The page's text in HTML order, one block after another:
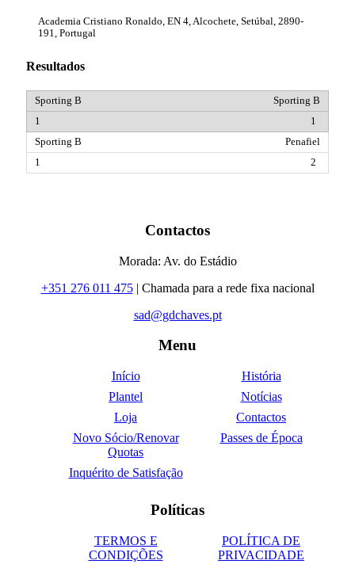
Academia Cristiano Ronaldo, EN 4, Alcochete, Setúbal, 2890-
191, Portugal
Resultados
Sporting B
1
Penafiel
2
Contactos
Morada: Av. do Estádio
+351 276 011 475| Chamada para a rede fixa nacional
sad@gdchaves.pt
Menu
Início
História
Plantel
Notícias
Loja
Contactos
Novo Sócio/Renovar
Quotas
Passes de Época
Inquérito de Satisfação
Políticas
TERMOS E
CONDIÇÕES
POLÍTICA DE
PRIVACIDADE